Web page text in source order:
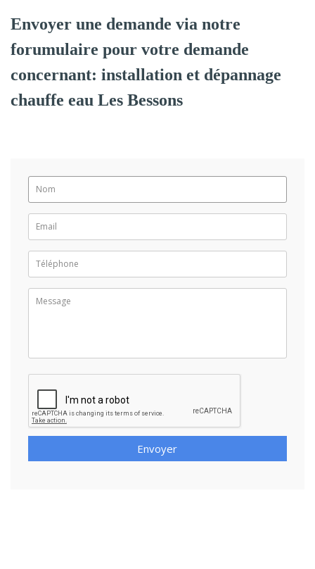
Envoyer une demande via notre
forumulaire pour votre demande
concernant: installation et dépannage
chauffe eau Les Bessons
Envoyer